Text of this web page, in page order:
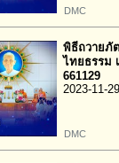
DMC
พิธีถวายภั
ไทยธรรม
661129
2023-11-29
DMC